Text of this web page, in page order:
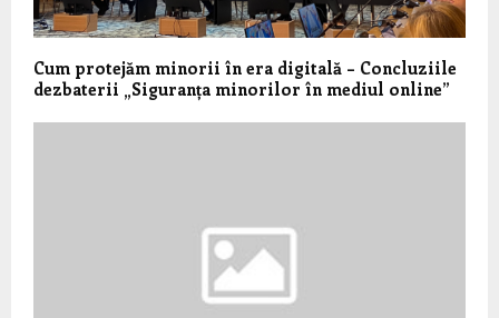
Cum protejăm minorii în era digitală – Concluziile
dezbaterii „Siguranța minorilor în mediul online”